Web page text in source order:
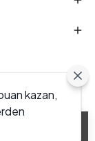
kazan,